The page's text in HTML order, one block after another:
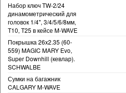
Набор ключ TW-2/24
динамометрический для
головок 1/4", 3/4/5/6/8мм,
T10, T25 в кейсе M-WAVE
Покрышка 26x2.35 (60-
559) MAGIC MARY Evo,
Super Downhill (кевлар).
SCHWALBE
Сумки на багажник
CALGARY M-WAVE